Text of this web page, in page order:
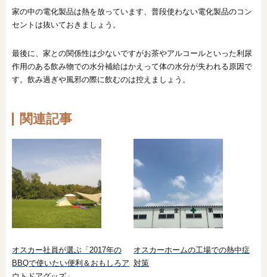
家の中の電化製品は熱を放っています、普段使わない電化製品のコン
セントは抜いておきましょう。
最後に、家との関係性は少ないですがお茶やアルコールといった利尿
作用のある飲み物での水分補給はかえって体の水分が失われる原因で
す。飲み過ぎや風邪の際に飲むのは控えましょう。
関連記事
オスカー社員が選ぶ「2017年の
BBQで使いたい便利＆おもしろア
オスカーホームの工場での熱中症
対策